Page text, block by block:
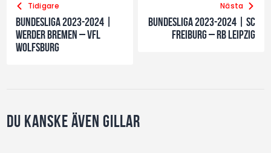
Tidigare
Bundesliga 2023-2024 |
Werder Bremen – VfL
Wolfsburg
Nästa
Bundesliga 2023-2024 | SC
Freiburg – RB Leipzig
Du kanske även gillar